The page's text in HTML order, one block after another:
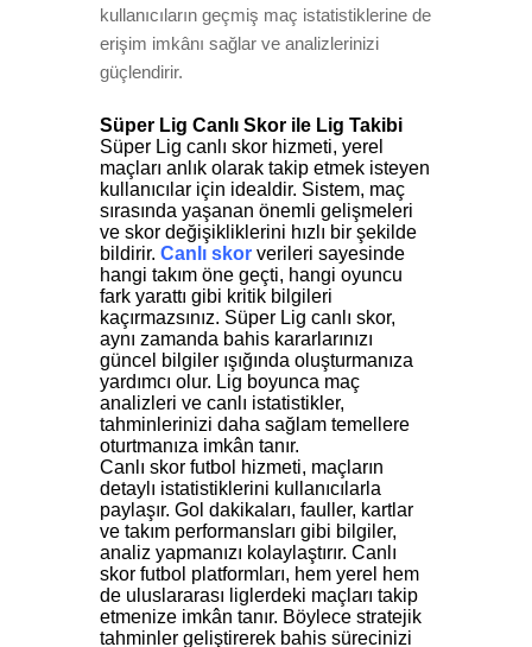
kullanıcıların geçmiş maç istatistiklerine de
erişim imkânı sağlar ve analizlerinizi
güçlendirir.
Süper Lig Canlı Skor ile Lig Takibi
Süper Lig canlı skor hizmeti, yerel
maçları anlık olarak takip etmek isteyen
kullanıcılar için idealdir. Sistem, maç
sırasında yaşanan önemli gelişmeleri
ve skor değişikliklerini hızlı bir şekilde
bildirir. Canlı skor verileri sayesinde
hangi takım öne geçti, hangi oyuncu
fark yarattı gibi kritik bilgileri
kaçırmazsınız. Süper Lig canlı skor,
aynı zamanda bahis kararlarınızı
güncel bilgiler ışığında oluşturmanıza
yardımcı olur. Lig boyunca maç
analizleri ve canlı istatistikler,
tahminlerinizi daha sağlam temellere
oturtmanıza imkân tanır.
Canlı skor futbol hizmeti, maçların
detaylı istatistiklerini kullanıcılarla
paylaşır. Gol dakikaları, fauller, kartlar
ve takım performansları gibi bilgiler,
analiz yapmanızı kolaylaştırır. Canlı
skor futbol platformları, hem yerel hem
de uluslararası liglerdeki maçları takip
etmenize imkân tanır. Böylece stratejik
tahminler geliştirerek bahis sürecinizi